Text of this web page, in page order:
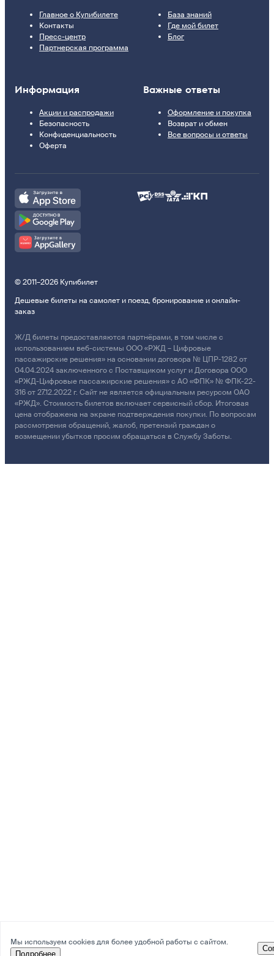
Главное о Купибилете
Контакты
Пресс-центр
Партнерская программа
База знаний
Где мой билет
Блог
Информация
Акции и распродажи
Безопасность
Конфиденциальность
Оферта
Важные ответы
Оформление и покупка
Возврат и обмен
Все вопросы и ответы
© 2011–2026 Купибилет
Дешевые билеты на самолет и поезд, бронирование и онлайн-
заказ
Ж/Д билеты предоставляются партнёрами, в том числе с
использованием веб-системы ООО «РЖД – Цифровые
пассажирские решения» на основании договора № ЦПР-1282 от
04.04.2024 заключенного с Поставщиком услуг и Договора ООО
«РЖД-Цифровые пассажирские решения» с АО «ФПК» № ФПК-22-
316 от 27.12.2022 г. Сайт не является официальным ресурсом ОАО
«РЖД». Стоимость билетов включает сервисный сбор. Итоговая
цена отображена на экране подтверждения покупки. По вопросам
рассмотрения обращений, жалоб, претензий граждан о
возмещении убытков просим обращаться в Службу Заботы.
Мы используем cookies для более удобной работы с сайтом.
Подробнее